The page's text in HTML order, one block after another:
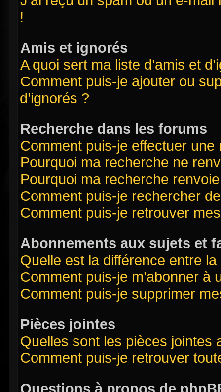
!
Amis et ignorés
A quoi sert ma liste d’amis et
Comment puis-je ajouter ou
d’ignorés ?
Recherche dans les forums
Comment puis-je effectuer
Pourquoi ma recherche ne
Pourquoi ma recherche
Comment puis-je rechercher
Comment puis-je retrouver
Abonnements aux sujets et
Quelle est la différence entre
Comment puis-je m’abonner
Comment puis-je supprimer
Pièces jointes
Quelles sont les pièces jointes
Comment puis-je retrouver
Questions à propos de